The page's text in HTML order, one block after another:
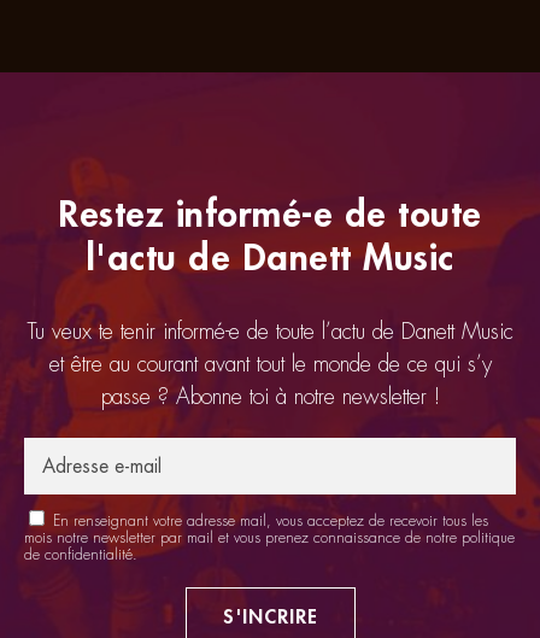
Restez informé-e de toute
l'actu de Danett Music
Tu veux te tenir informé-e de toute l’actu de Danett Music
et être au courant avant tout le monde de ce qui s’y
passe ? Abonne toi à notre newsletter !
En renseignant votre adresse mail, vous acceptez de recevoir tous les
mois notre newsletter par mail et vous prenez connaissance de notre politique
de confidentialité.
S'INCRIRE